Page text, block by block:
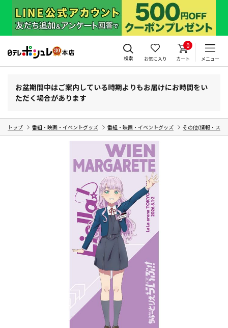
検索 お気に入り
0
カート メニュー
お盆期間中はご案内している時期よりもお届けにお時間をい
ただく場合があります
トップ 番組・映画・イベントグッズ 番組・映画・イベントグッズ その他(情報・スポ